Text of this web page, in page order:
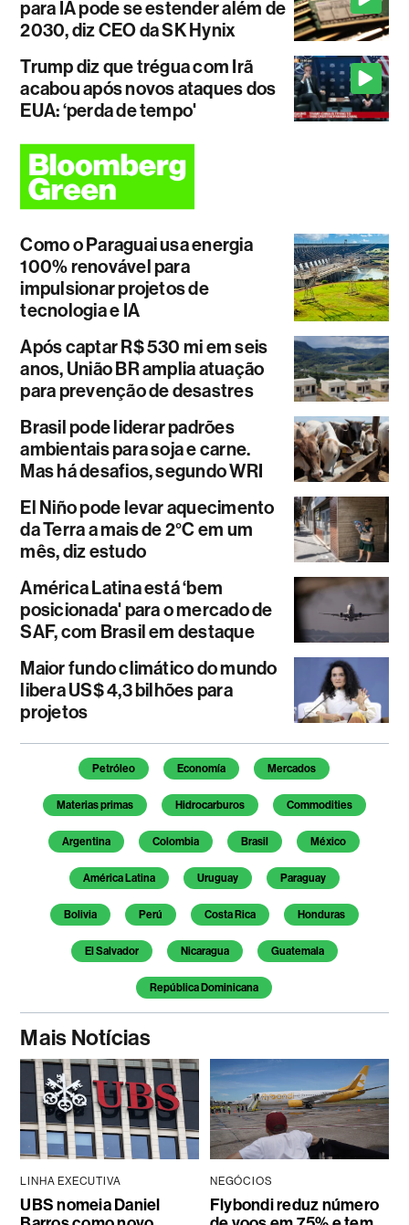
para IA pode se estender além de
2030, diz CEO da SK Hynix
Trump diz que trégua com Irã
acabou após novos ataques dos
EUA: ‘perda de tempo'
Como o Paraguai usa energia
100% renovável para
impulsionar projetos de
tecnologia e IA
Após captar R$ 530 mi em seis
anos, União BR amplia atuação
para prevenção de desastres
Brasil pode liderar padrões
ambientais para soja e carne.
Mas há desafios, segundo WRI
El Niño pode levar aquecimento
da Terra a mais de 2°C em um
mês, diz estudo
América Latina está ‘bem
posicionada' para o mercado de
SAF, com Brasil em destaque
Maior fundo climático do mundo
libera US$ 4,3 bilhões para
projetos
Temas deste artigo
Petróleo Economía Mercados
Materias primas Hidrocarburos Commodities
Argentina Colombia Brasil México
América Latina Uruguay Paraguay
Bolivia Perú Costa Rica Honduras
El Salvador Nicaragua Guatemala
República Dominicana
Mais Notícias
LINHA EXECUTIVA
UBS nomeia Daniel
NEGÓCIOS
Flybondi reduz número